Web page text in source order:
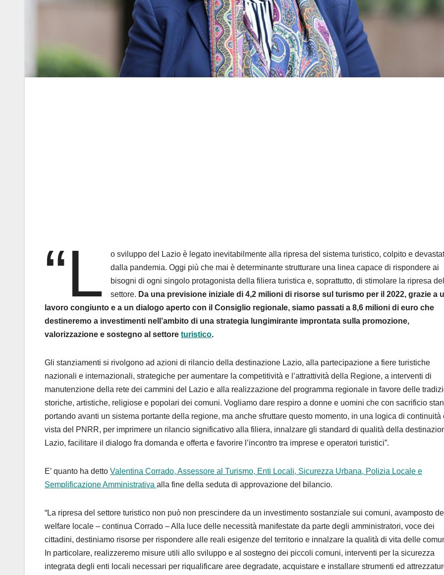
“L
o sviluppo del Lazio è legato inevitabilmente alla ripresa del sistema turistico, colpito e
dalla pandemia. Oggi più che mai è determinante strutturare una linea capace di rispondere ai
bisogni di ogni singolo protagonista della filiera turistica e, soprattutto, di stimolare la ripresa del
settore. Da una previsione iniziale di 4,2 milioni di risorse sul turismo per il 2022, grazie a
lavoro congiunto e a un dialogo aperto con il Consiglio regionale, siamo passati a 8,6 milioni di euro che
destineremo a investimenti nell’ambito di una strategia lungimirante improntata sulla promozione,
valorizzazione e sostegno al settore turistico.
Gli stanziamenti si rivolgono ad azioni di rilancio della destinazione Lazio, alla partecipazione a fiere turistiche
nazionali e internazionali, strategiche per aumentare la competitività e l’attrattività della Regione, a interventi di
manutenzione della rete dei cammini del Lazio e alla realizzazione del programma regionale in favore delle
storiche, artistiche, religiose e popolari dei comuni. Vogliamo dare respiro a donne e uomini che con sacrificio
portando avanti un sistema portante della regione, ma anche sfruttare questo momento, in una logica di continuità
vista del PNRR, per imprimere un rilancio significativo alla filiera, innalzare gli standard di qualità della
Lazio, facilitare il dialogo fra domanda e offerta e favorire l’incontro tra imprese e operatori turistici”.
E’ quanto ha detto Valentina Corrado, Assessore al Turismo, Enti Locali, Sicurezza Urbana, Polizia Locale e
Semplificazione Amministrativa alla fine della seduta di approvazione del bilancio.
“La ripresa del settore turistico non può non prescindere da un investimento sostanziale sui comuni, avamposto del
welfare locale – continua Corrado – Alla luce delle necessità manifestate da parte degli amministratori, voce dei
cittadini, destiniamo risorse per rispondere alle reali esigenze del territorio e innalzare la qualità di vita delle
In particolare, realizzeremo misure utili allo sviluppo e al sostegno dei piccoli comuni, interventi per la sicurezza
integrata degli enti locali necessari per riqualificare aree degradate, acquistare e installare strumenti ed